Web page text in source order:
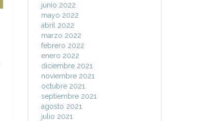
junio 2022
mayo 2022
abril 2022
marzo 2022
febrero 2022
enero 2022
diciembre 2021
noviembre 2021
octubre 2021
septiembre 2021
agosto 2021
julio 2021